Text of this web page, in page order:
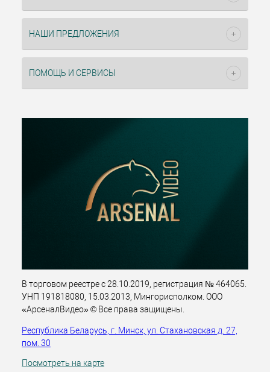
НАШИ ПРЕДЛОЖЕНИЯ
ПОМОЩЬ И СЕРВИСЫ
В торговом реестре с 28.10.2019, регистрация № 464065.
УНП 191818080, 15.03.2013, Мингорисполком. ООО
«АрсеналВидео» © Все права защищены.
Республика Беларусь, г. Минск, ул. Стахановская д. 27,
пом. 30
Посмотреть на карте